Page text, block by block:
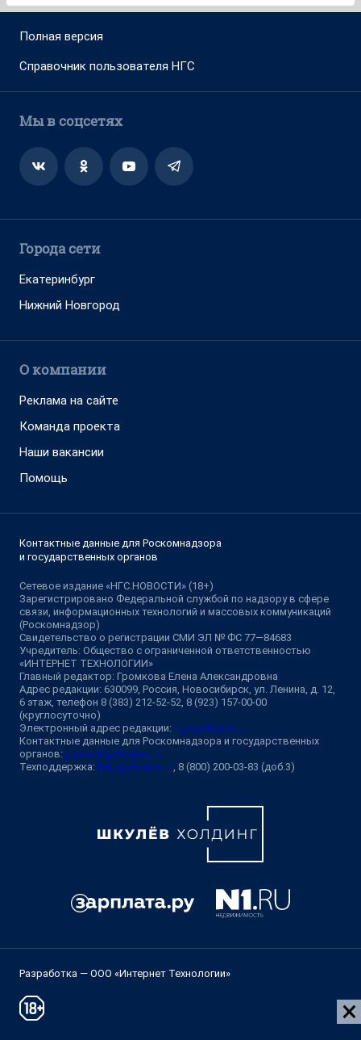
Полная версия
Справочник пользователя НГС
Мы в соцсетях
Города сети
Екатеринбург
Нижний Новгород
О компании
Реклама на сайте
Команда проекта
Наши вакансии
Помощь
Контактные данные для Роскомнадзора
и государственных органов
Сетевое издание «НГС.НОВОСТИ» (18+)
Зарегистрировано Федеральной службой по надзору в сфере
связи, информационных технологий и массовых коммуникаций
(Роскомнадзор)
Свидетельство о регистрации СМИ ЭЛ № ФС 77—84683
Учредитель: Общество с ограниченной ответственностью
«ИНТЕРНЕТ ТЕХНОЛОГИИ»
Главный редактор: Громкова Елена Александровна
Адрес редакции: 630099, Россия, Новосибирск, ул. Ленина, д. 12,
6 этаж, телефон 8 (383) 212-52-52, 8 (923) 157-00-00
(круглосуточно)
Электронный адрес редакции: ngs@shkulev.ru
Контактные данные для Роскомнадзора и государственных
органов: juristnsk@shkulev.ru
Техподдержка: help@shkulev.ru , 8 (800) 200-03-83 (доб.3)
Разработка — ООО «Интернет Технологии»